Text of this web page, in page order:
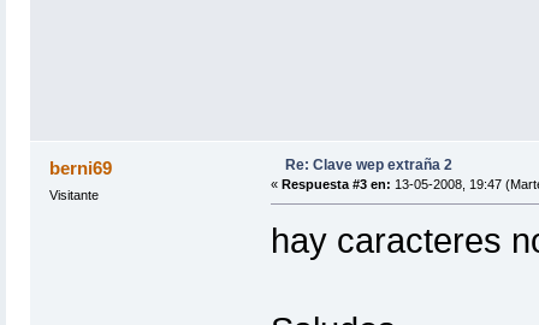
berni69
Visitante
Re: Clave wep extraña 2
« Respuesta #3 en: 13-05-2008, 19:47
hay caracteres